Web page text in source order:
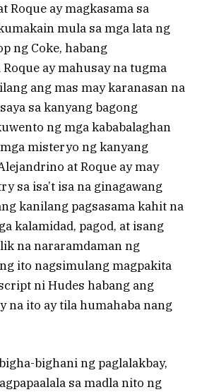
Roque ay magkasama sa
mula sa mga lata ng
ng Coke, habang
ay mahusay na tugma
ang mas may karanasan na
sa kanyang bagong
ng mga kababalaghan
misteryo ng kanyang
at Roque ay may
sa isa’t isa na ginagawang
kanilang pagsasama kahit na
kalamidad, pagod, at isang
na nararamdaman ng
ito nagsimulang magpakita
ni Hudes habang ang
na ito ay tila humahaba nang
bighani ng paglalakbay,
sa madla nito ng